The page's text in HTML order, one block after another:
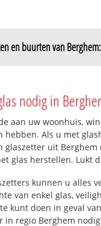
en buurten van Berghem:
nodig in
aan uw woonhuis,
hebben. Als u met
glaszetter uit
glas herstellen. Lukt
kunnen u alles
van enkel glas,
kunt doen in geval
in regio Berghem